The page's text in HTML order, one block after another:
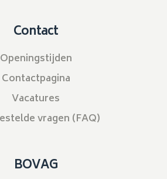
Contact
Openingstijden
Contactpagina
Vacatures
vragen (FAQ)
BOVAG